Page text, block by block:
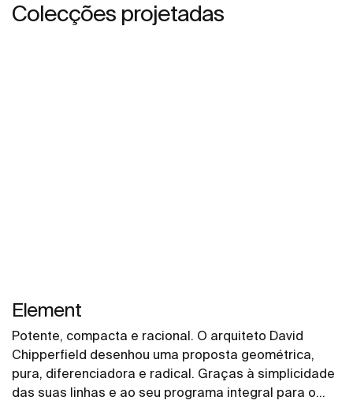
Colecções projetadas
Element
Potente, compacta e racional. O arquiteto David
Chipperfield desenhou uma proposta geométrica,
pura, diferenciadora e radical. Graças à simplicidade
das suas linhas e ao seu programa integral para o